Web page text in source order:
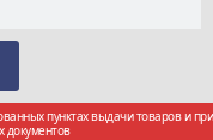
пунктах выдачи товаров и при
документов